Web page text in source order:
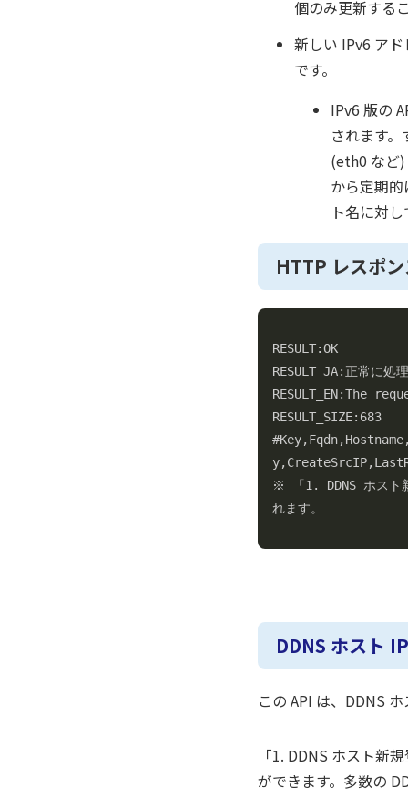
個のみ更新する
新しい IPv6 ア
です。
IPv6 版の
されます
(eth0 など)
から定期
ト名に対
HTTP レスポ
RESULT:OK
RESULT_JA:正常に処
RESULT_EN:The
RESULT_SIZE:683
※ 「1. DDNS ホスト
れます。
DDNS ホスト
この API は、DDNS
「1. DDNS ホスト新
ができます。多数の